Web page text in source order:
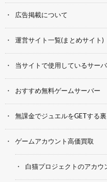
広告掲載について
運営サイト一覧(まとめサイト)
当サイトで使用しているサー
おすすめ無料ゲームサーバー
無課金でジュエルをGETする
ゲームアカウント高価買取
白猫プロジェクトのアカウ